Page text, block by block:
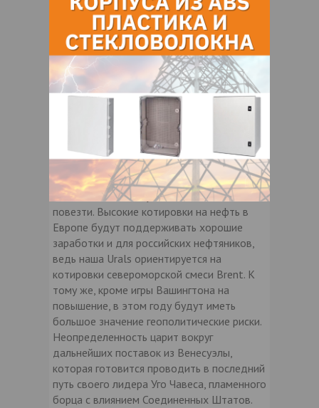
Александр Пасечкин также подмечает,
что еще несколько лет назад разница в
цене между техасской нефтью и
европейской Brent достигала 2-3
долларов за баррель, теперь же она
составляет десятки долларов. «Говорить о
сланцевом прорыве рано, но эти
технологии будут дешеветь, и они будут
реализованы. Хотя цены в среднесрочной
перспективе это не собьет», - говорит
эксперт.
Так что в этом году России может опять
повезти. Высокие котировки на нефть в
Европе будут поддерживать хорошие
заработки и для российских нефтяников,
ведь наша Urals ориентируется на
котировки североморской смеси Brent. К
тому же, кроме игры Вашингтона на
повышение, в этом году будут иметь
большое значение геополитические риски.
Неопределенность царит вокруг
дальнейших поставок из Венесуэлы,
которая готовится проводить в последний
путь своего лидера Уго Чавеса, пламенного
борца с влиянием Соединенных Штатов.